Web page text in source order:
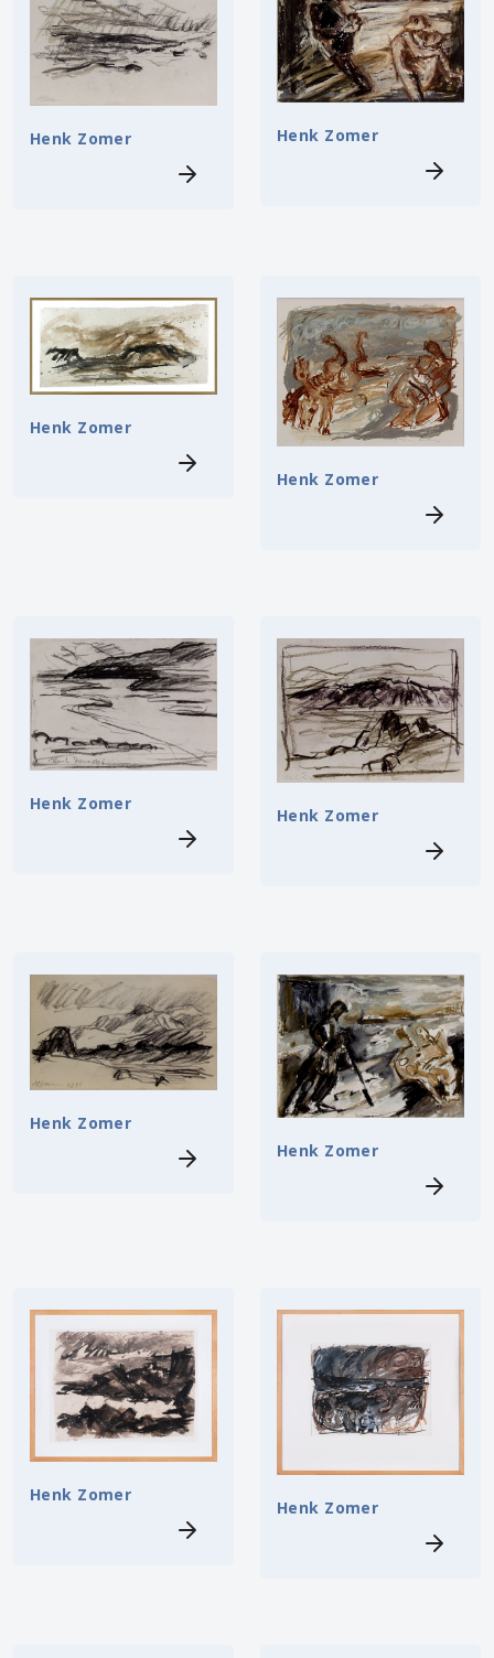
Henk Zomer Henk Zomer
Henk Zomer
Henk Zomer
Henk Zomer
Henk Zomer
Henk Zomer
Henk Zomer
Henk Zomer
Henk Zomer